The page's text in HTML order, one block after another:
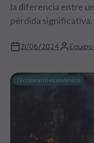
la diferencia entre
pérdida
21/06/2024
Diccionario económico